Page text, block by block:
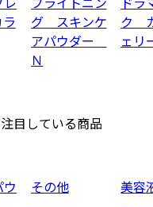
グ スキンケ
アパウダー
Ｎ
ク
ェ
目している商品
その他
美容